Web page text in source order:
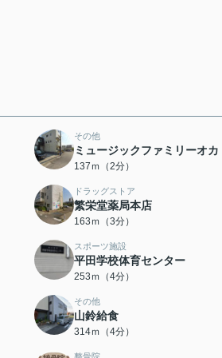
その他
ミュージックファミリーオカ
137ｍ（2分）
ドラッグストア
繁栄堂薬局本店
163ｍ（3分）
スポーツ施設
平田学校体育センター
253ｍ（4分）
その他
山鈴給食
314ｍ（4分）